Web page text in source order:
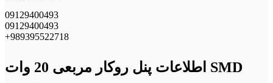
09129400493
09129400493
+989395522718
اطلاعات پنل روکار مربعی 20 وات SMD